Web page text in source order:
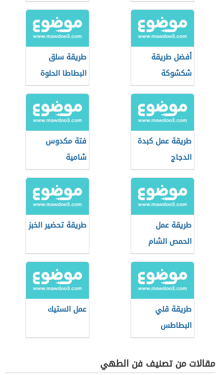
أفضل طريقة
شكشوكة
طريقة سلق
البطاطا الحلوة
طريقة عمل كبدة
الدجاج
فتة مكدوس
شامية
طريقة عمل
الحمص الشام
بالشطة
طريقة تحضير الخبز
طريقة قلي
البطاطس
عمل الستيك
مقالات من تصنيف فن الطهي